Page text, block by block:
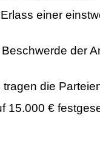
einer
der
die
15.000 €